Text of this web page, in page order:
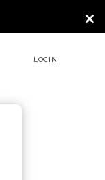
LOGIN